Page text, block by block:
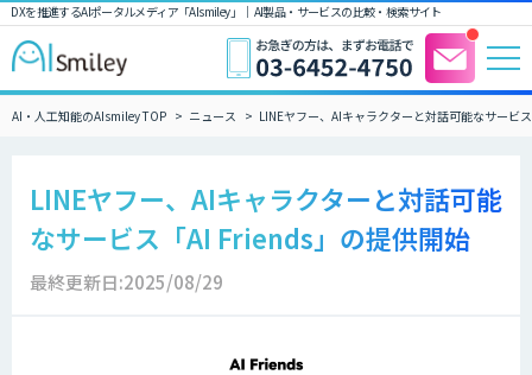
DXを推進するAIポータルメディア「AIsmiley」｜ AI製品・サービスの比較・検索サイト
AI・人工知能のAIsmiley TOP ニュース LINEヤフー、AIキャラクターと対話可能なサービ
LINEヤフー、AIキャラクターと対話可能
なサービス「AI Friends」の提供開始
最終更新日:2025/08/29